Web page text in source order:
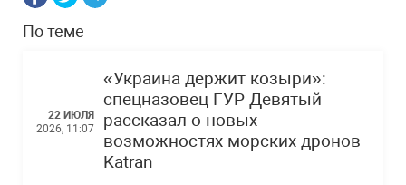
По теме
22 ИЮЛЯ
2026, 11:07
«Украина держит козыри»:
спецназовец ГУР Девятый
рассказал о новых
возможностях морских дронов
Katran